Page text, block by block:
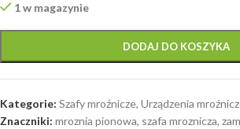
1 w magazynie
DODAJ DO KOSZYKA
Kategorie: Szafy mroźnicze, Urządzenia
Znaczniki: mroznia pionowa, szafa mroznicza,